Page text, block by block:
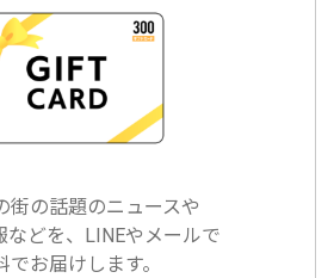
街の話題のニュースや
などを、LINEやメールで
でお届けします。